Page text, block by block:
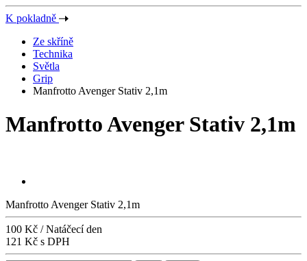
K pokladně
Ze skříně
Technika
Světla
Grip
Manfrotto Avenger Stativ 2,1m
Manfrotto Avenger Stativ 2,1m
Manfrotto Avenger Stativ 2,1m
100 Kč / Natáčecí den
121 Kč s DPH